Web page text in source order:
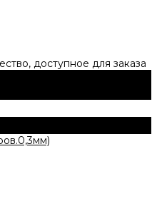
доступное для заказа